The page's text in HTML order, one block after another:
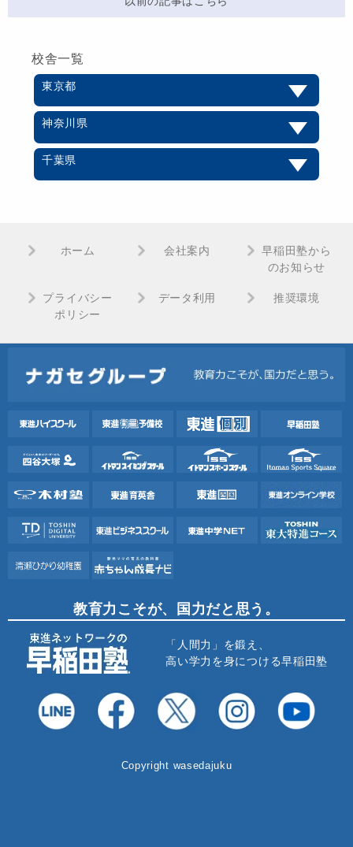
校舎一覧
東京都
神奈川県
千葉県
ホーム 会社案内
早稲田塾から
のお知らせ
プライバシー
ポリシー
データ利用 推奨環境
教育力こそが、国力だと思う。
「人間力」を鍛え、
高い学力を身につける早稲田塾
Copyright wasedajuku